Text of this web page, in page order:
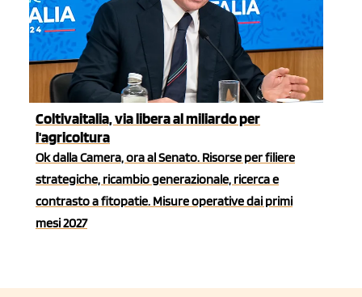
Coltivaitalia, via libera al miliardo per
l'agricoltura
Ok dalla Camera, ora al Senato. Risorse per filiere
strategiche, ricambio generazionale, ricerca e
contrasto a fitopatie. Misure operative dai primi
mesi 2027